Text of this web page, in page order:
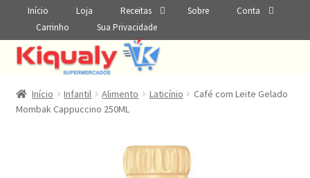
Início Loja Receitas Sobre
Conta
Carrinho
Sua Privacidade
Início Infantil Alimento Laticínio
Café com Leite Gelado
Mombak Cappuccino 250ML